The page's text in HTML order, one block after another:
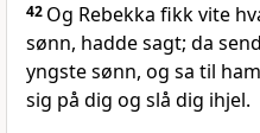
42 Og Rebekka fikk vite
sønn, hadde sagt; da
yngste sønn, og sa til
sig på dig og slå dig ihjel.